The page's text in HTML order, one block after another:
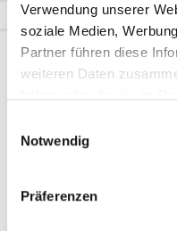
Verwendung unserer
soziale Medien,
Partner führen diese
weiteren Daten
Notwendig
Präferenzen
Diese Seite ist leider